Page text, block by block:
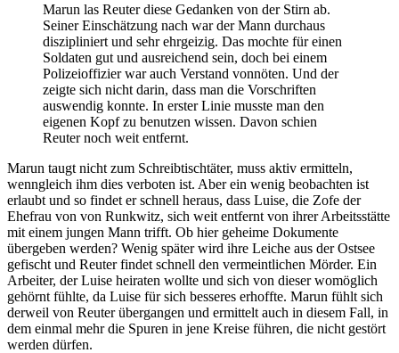
Marun las Reuter diese Gedanken von der Stirn ab.
Seiner Einschätzung nach war der Mann durchaus
diszipliniert und sehr ehrgeizig. Das mochte für einen
Soldaten gut und ausreichend sein, doch bei einem
Polizeioffizier war auch Verstand vonnöten. Und der
zeigte sich nicht darin, dass man die Vorschriften
auswendig konnte. In erster Linie musste man den
eigenen Kopf zu benutzen wissen. Davon schien
Reuter noch weit entfernt.
Marun taugt nicht zum Schreibtischtäter, muss aktiv ermitteln,
wenngleich ihm dies verboten ist. Aber ein wenig beobachten ist
erlaubt und so findet er schnell heraus, dass Luise, die Zofe der
Ehefrau von von Runkwitz, sich weit entfernt von ihrer Arbeitsstätte
mit einem jungen Mann trifft. Ob hier geheime Dokumente
übergeben werden? Wenig später wird ihre Leiche aus der Ostsee
gefischt und Reuter findet schnell den vermeintlichen Mörder. Ein
Arbeiter, der Luise heiraten wollte und sich von dieser womöglich
gehörnt fühlte, da Luise für sich besseres erhoffte. Marun fühlt sich
derweil von Reuter übergangen und ermittelt auch in diesem Fall, in
dem einmal mehr die Spuren in jene Kreise führen, die nicht gestört
werden dürfen.